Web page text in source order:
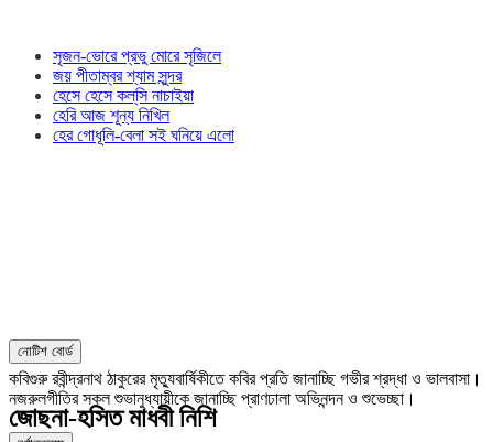
সৃজন-ভোরে প্রভু মোরে সৃজিলে
জয় পীতাম্বর শ্যাম সুন্দর
হেসে হেসে কল্‌সি নাচাইয়া
হেরি আজ শূন্য নিখিল
হের গোধূলি-বেলা সই ঘনিয়ে এলো
নোটিশ বোর্ড
কবিগুরু রবীন্দ্রনাথ ঠাকুরের মৃত্যুবার্ষিকীতে কবির প্রতি জানাচ্ছি গভীর শ্রদ্ধা ও ভালবাসা।
নজরুলগীতির সকল শুভানুধ্যায়ীকে জানাচ্ছি প্রাণঢালা অভিনন্দন ও শুভেচ্ছা।
জোছনা-হসিত মাধবী নিশি